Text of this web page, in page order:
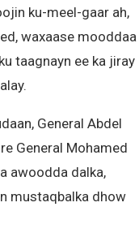
ku-meel-gaar ah,
waxaase mooddaa
taagnayn ee ka jiray
General Abdel
General Mohamed
awoodda dalka,
mustaqbalka dhow